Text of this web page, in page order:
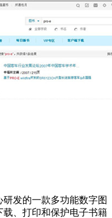
研发的一款多功能数字图
、打印和保护电子书籍